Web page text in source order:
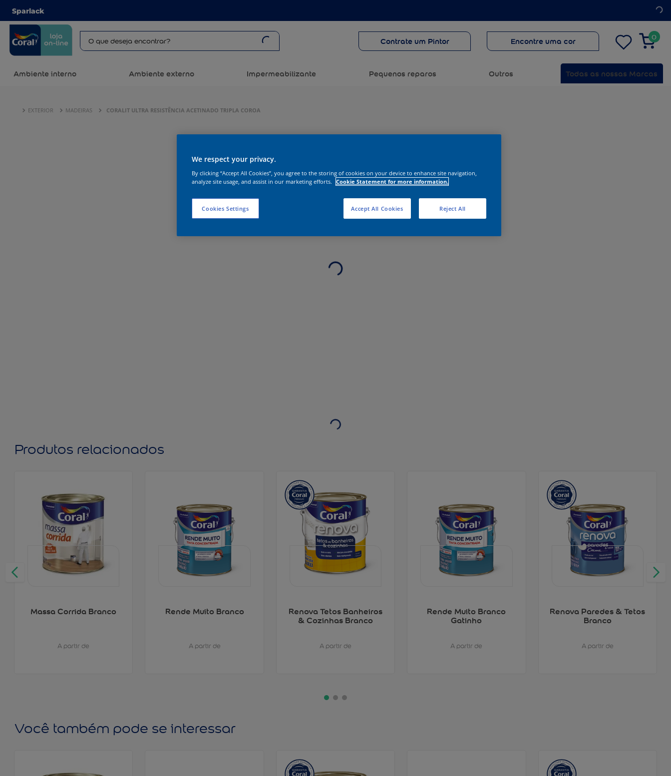
Sparlack
Contrate um Pintor Encontre uma cor 0
Ambiente interno Ambiente externo Impermeabilizante Pequenos reparos Outros Todas as nossas Marcas
EXTERIOR MADEIRAS CORALIT ULTRA RESISTÊNCIA ACETINADO TRIPLA COROA
Produtos relacionados
Massa Corrida Branco
A partir de
Rende Muito Branco
A partir de
Renova Tetos Banheiros
& Cozinhas Branco
A partir de
Rende Muito Branco
Gatinho
A partir de
Renova Paredes & Tetos
Branco
A partir de
Você também pode se interessar
We respect your privacy.
By clicking “Accept All Cookies”, you agree to the storing of cookies on your device to enhance site navigation,
analyze site usage, and assist in our marketing efforts. Cookie Statement for more information.
Cookies Settings Reject All
Accept All Cookies